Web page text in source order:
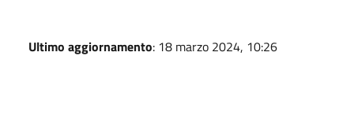
Ultimo aggiornamento: 18 marzo 2024, 10:26